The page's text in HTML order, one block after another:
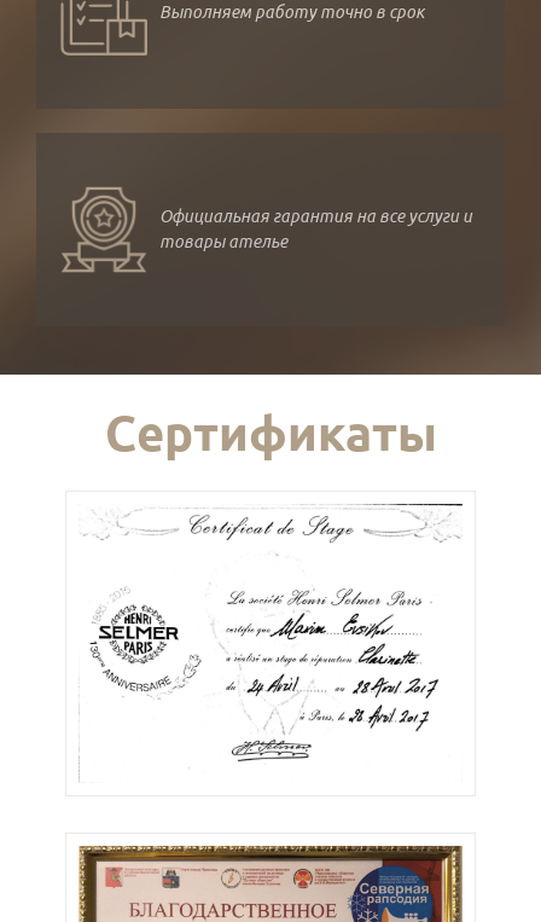
Выполняем работу точно в срок
Официальная гарантия на все услуги и
товары ателье
Сертификаты